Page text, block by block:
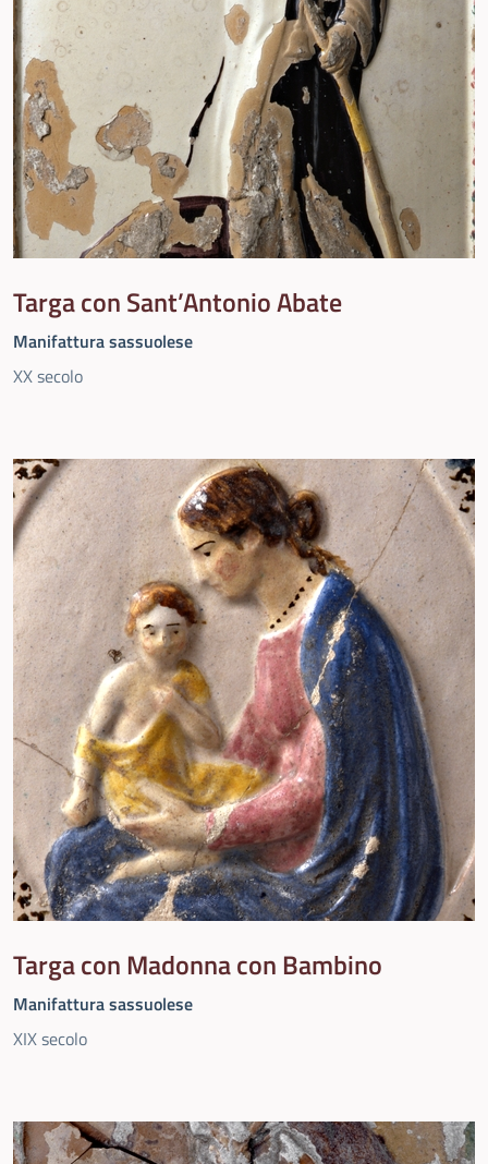
Targa con Sant’Antonio Abate
Manifattura sassuolese
XX secolo
Targa con Madonna con Bambino
Manifattura sassuolese
XIX secolo